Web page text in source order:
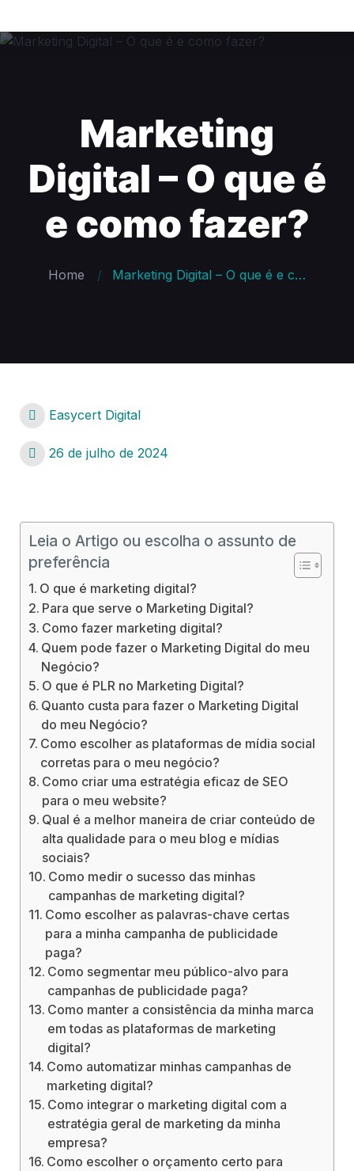
Marketing
Digital – O que é
e como fazer?
Home Marketing Digital – O que é e como fazer?
Easycert Digital
26 de julho de 2024
Leia o Artigo ou escolha o assunto de
preferência
O que é marketing digital?
Para que serve o Marketing Digital?
Como fazer marketing digital?
Quem pode fazer o Marketing Digital do meu
Negócio?
O que é PLR no Marketing Digital?
Quanto custa para fazer o Marketing Digital
do meu Negócio?
Como escolher as plataformas de mídia social
corretas para o meu negócio?
Como criar uma estratégia eficaz de SEO
para o meu website?
Qual é a melhor maneira de criar conteúdo de
alta qualidade para o meu blog e mídias
sociais?
Como medir o sucesso das minhas
campanhas de marketing digital?
Como escolher as palavras-chave certas
para a minha campanha de publicidade
paga?
Como segmentar meu público-alvo para
campanhas de publicidade paga?
Como manter a consistência da minha marca
em todas as plataformas de marketing
digital?
Como automatizar minhas campanhas de
marketing digital?
Como integrar o marketing digital com a
estratégia geral de marketing da minha
empresa?
Como escolher o orçamento certo para